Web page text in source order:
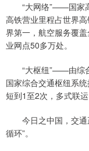
“大网络”——国家高
高铁营业里程占世界
界第一，航空服务覆
业网点50多万处。
“大枢纽”——由综合
国家综合交通枢纽系
短到1至2次，多式联
今日之中国，交通
循环”。